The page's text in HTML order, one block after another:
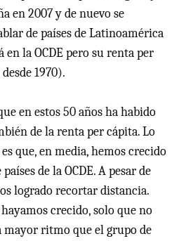
en 2007 y de nuevo se
de países de Latinoamérica
en la OCDE pero su renta per
1970).
en estos 50 años ha habido
de la renta per cápita. Lo
que, en media, hemos crecido
de la OCDE. A pesar de
logrado recortar distancia.
crecido, solo que no
mayor ritmo que el grupo de